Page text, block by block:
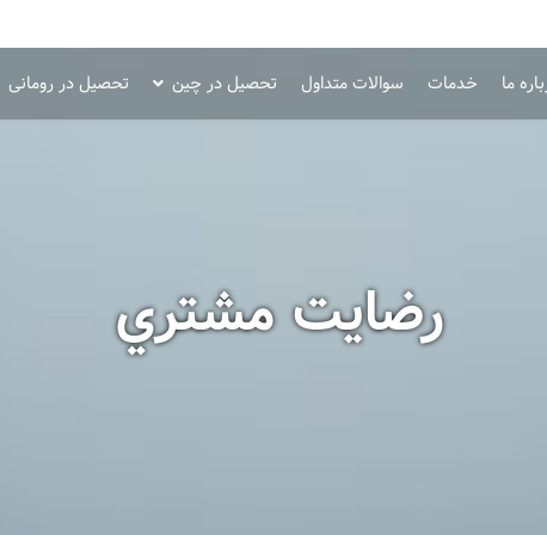
ما خدمات سوالات متداول تحصیل در چین تحصیل در رومانی
رضايت مشتري